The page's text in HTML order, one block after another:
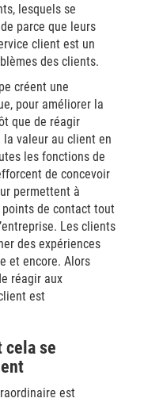
lesquels se
parce que leurs
client est un
des clients.
créent une
pour améliorer la
que de réagir
la valeur au client en
les fonctions de
de concevoir
permettent à
de contact tout
Les clients
des expériences
et encore. Alors
réagir aux
est
cela se
est